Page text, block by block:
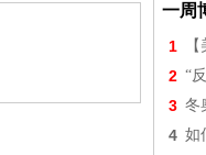
一周
1
2 “
3 冬
4 如